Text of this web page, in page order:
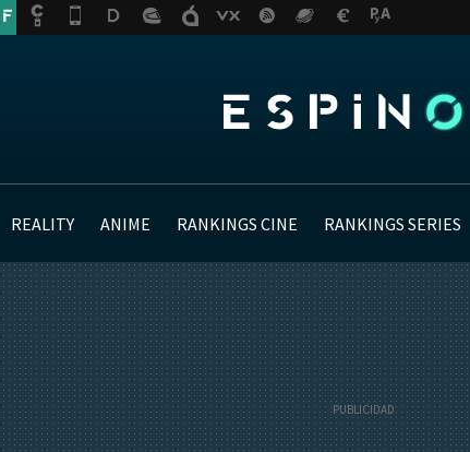
REALITY ANIME RANKINGS CINE RANKINGS SERIES